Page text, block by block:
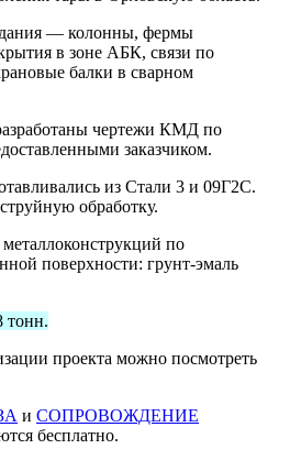
— колонны, фермы
в зоне АБК, связи по
балки в сварном
чертежи КМД по
заказчиком.
из Стали 3 и 09Г2С.
обработку.
по
поверхности: грунт-эмаль
тонн.
проекта можно посмотреть
и СОПРОВОЖДЕНИЕ
бесплатно.